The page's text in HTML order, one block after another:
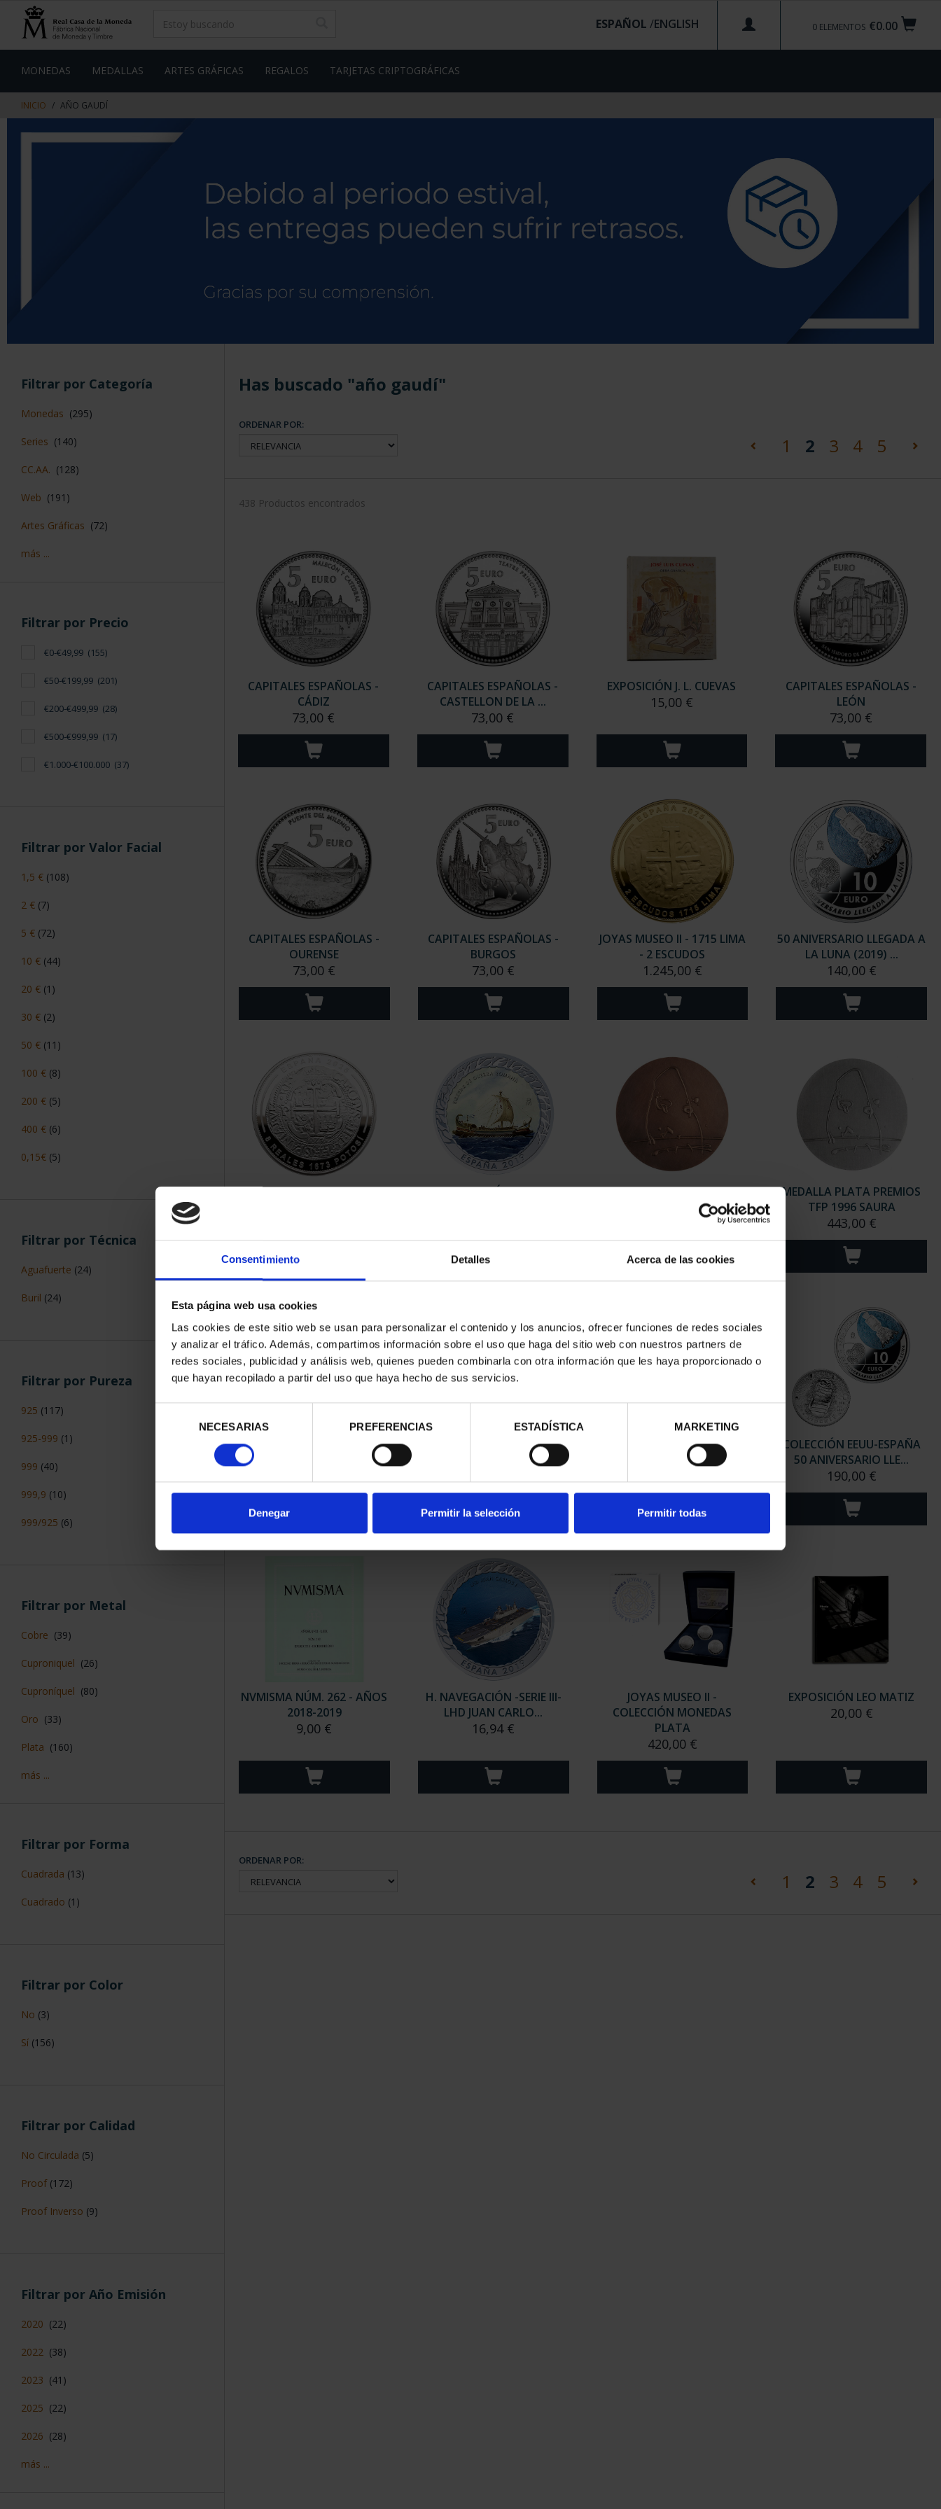
Consentimiento Detalles Acerca de las cookies
Esta página web usa cookies
Las cookies de este sitio web se usan para personalizar el contenido y los anuncios, ofrecer funciones de redes sociales
y analizar el tráfico. Además, compartimos información sobre el uso que haga del sitio web con nuestros partners de
redes sociales, publicidad y análisis web, quienes pueden combinarla con otra información que les haya proporcionado o
que hayan recopilado a partir del uso que haya hecho de sus servicios.
consentimiento
NECESARIAS PREFERENCIAS ESTADÍSTICA MARKETING
Denegar Permitir la selección Permitir todas
contenido
de
€0.00
0 ELEMENTOS
ESPAÑOL /
MONEDAS MEDALLAS ARTES GRÁFICAS REGALOS TARJETAS CRIPTOGRÁFICAS
INICIO AÑO GAUDÍ
Filtrar por Categoría
Monedas (295)
Series (140)
CC.AA. (128)
Web (191)
Artes Gráficas (72)
más ...
Filtrar por Precio
€0-€49,99 (155)
€50-€199,99 (201)
€200-€499,99 (28)
€500-€999,99 (17)
€1.000-€100.000 (37)
Filtrar por Valor Facial
1,5 € (108)
2 € (7)
5 € (72)
10 € (44)
20 € (1)
30 € (2)
50 € (11)
100 € (8)
200 € (5)
400 € (6)
0,15€ (5)
Filtrar por Técnica
Aguafuerte (24)
Buril (24)
Filtrar por Pureza
925 (117)
925-999 (1)
999 (40)
999,9 (10)
999/925 (6)
Filtrar por Metal
Cobre (39)
Cuproniquel (26)
Cuproníquel (80)
Oro (33)
Plata (160)
más ...
Filtrar por Forma
Cuadrada (13)
Cuadrado (1)
Filtrar por Color
No (3)
Sí (156)
Filtrar por Calidad
No Circulada (5)
Proof (172)
Proof Inverso (9)
Filtrar por Año Emisión
2020 (22)
2022 (38)
2023 (41)
2025 (22)
2026 (28)
más ...
Has buscado "año gaudí"
ORDENAR POR:
1 2 (current)
3 4 5
438 Productos encontrados
CAPITALES ESPAÑOLAS -
CÁDIZ
73,00 €
CAPITALES ESPAÑOLAS -
CASTELLON DE LA ...
73,00 €
EXPOSICIÓN J. L. CUEVAS
15,00 €
CAPITALES ESPAÑOLAS -
LEÓN
73,00 €
CAPITALES ESPAÑOLAS -
OURENSE
73,00 €
CAPITALES ESPAÑOLAS -
BURGOS
73,00 €
JOYAS MUSEO II - 1715 LIMA
- 2 ESCUDOS
1.245,00 €
50 ANIVERSARIO LLEGADA A
LA LUNA (2019) ...
140,00 €
JOYAS MUSEO II - 1673
H. NAVEGACIÓN -SERIE IV-
MEDALLA COBRE PREMIOS
TFP 1996 ANTONIO S...
MEDALLA PLATA PREMIOS
TFP 1996 SAURA
443,00 €
Hª AVIACIÓN - DIRIGIBLE
JOYAS MUSEO II -
COLECCIÓN MONEDAS ORO
150 AÑOS DEL ESCUDO -
MONEDA 1 ESCUDO
COLECCIÓN EEUU-ESPAÑA
50 ANIVERSARIO LLE...
190,00 €
NVMISMA NÚM. 262 - AÑOS
2018-2019
9,00 €
H. NAVEGACIÓN -SERIE III-
LHD JUAN CARLO...
16,94 €
JOYAS MUSEO II -
COLECCIÓN MONEDAS
PLATA
420,00 €
EXPOSICIÓN LEO MATIZ
20,00 €
ORDENAR POR:
1 2 (current)
3 4 5